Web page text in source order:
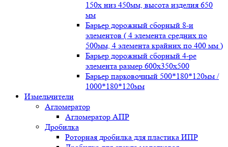
150x низ 450мм, высота изделия 650
мм
Барьер дорожный сборный 8-и
элементов ( 4 элемента средних по
500мм, 4 элемента крайних по 400 мм )
Барьер дорожный сборный 4-ре
элемента размер 600x350x500
Барьер парковочный 500*180*120мм /
1000*180*120мм
Измельчители
Агломератор
Агломератор АПР
Дробилка
Роторная дробилка для пластика ИПР